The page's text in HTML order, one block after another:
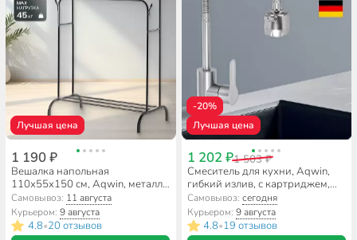
Лучшая цена
1 190 ₽
Вешалка напольная
110х55х150 см, Aqwin, металл,
полка для обуви, 45 кг, Элит,
VPF66, черная, двойная, с
вешалками
Самовывоз: 11 августа
Курьером:9 августа
4.8•20 отзывов
-20%
Лучшая цена
1 202 ₽1 503 ₽
Смеситель для кухни, Aqwin,
гибкий излив, с картриджем,
сатин, A58303S
Самовывоз: сегодня
Курьером: 9 августа
4.8•19 отзывов